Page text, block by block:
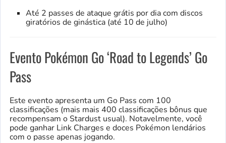
Até 2 passes de ataque grátis por dia com discos
giratórios de ginástica (até 10 de julho)
Evento Pokémon Go ‘Road to Legends’ Go
Pass
Este evento apresenta um Go Pass com 100
classificações (mais mais 400 classificações bônus que
recompensam o Stardust usual). Notavelmente, você
pode ganhar Link Charges e doces Pokémon lendários
com o passe apenas jogando.